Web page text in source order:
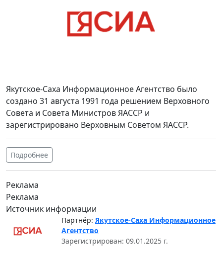
Якутское-Саха Информационное Агентство было
создано 31 августа 1991 года решением Верховного
Совета и Совета Министров ЯАССР и
зарегистрировано Верховным Советом ЯАССР.
Подробнее
Реклама
Реклама
Источник информации
Партнёр: Якутское-Саха Информационное
Агентство
Зарегистрирован: 09.01.2025 г.